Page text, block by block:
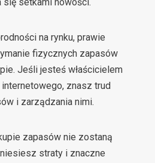
na rynku, prawie
fizycznych zapasów
Jeśli jesteś właścicielem
znasz trud
i zarządzania nimi.
zapasów nie zostaną
straty i znaczne